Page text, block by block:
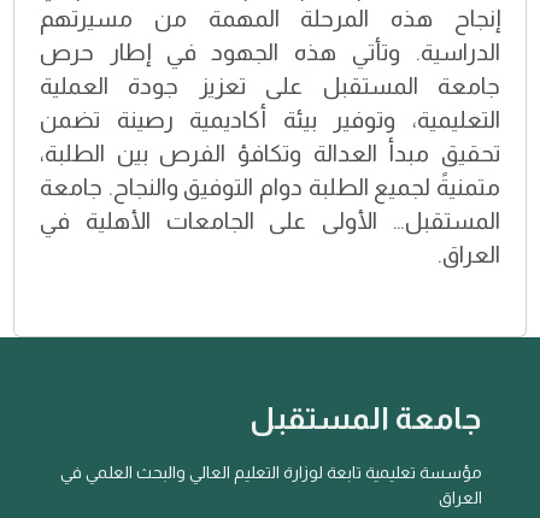
إنجاح هذه المرحلة المهمة من مسيرتهم
الدراسية. وتأتي هذه الجهود في إطار حرص
جامعة المستقبل على تعزيز جودة العملية
التعليمية، وتوفير بيئة أكاديمية رصينة تضمن
تحقيق مبدأ العدالة وتكافؤ الفرص بين الطلبة،
متمنيةً لجميع الطلبة دوام التوفيق والنجاح. جامعة
المستقبل… الأولى على الجامعات الأهلية في
العراق.
جامعة المستقبل
مؤسسة تعليمية تابعة لوزارة التعليم العالي والبحث العلمي في
العراق